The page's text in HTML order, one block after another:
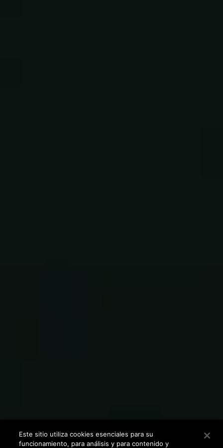
Este sitio utiliza cookies esenciales para su
funcionamiento, para análisis y para contenido y